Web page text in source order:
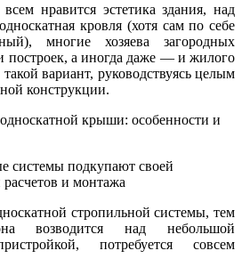
нравится эстетика здания, над
кровля (хотя сам по себе
многие хозяева загородных
построек, а иногда даже — и жилого
вариант, руководствуясь целым
конструкции.
системы подкупают своей
и монтажа
стропильной системы, тем
возводится над небольшой
потребуется совсем